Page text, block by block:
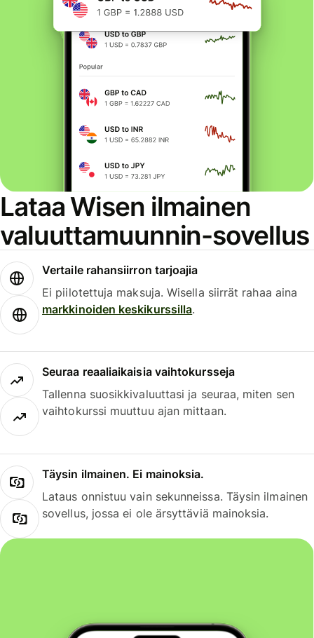
Lataa Wisen ilmainen
valuuttamuunnin-sovellus
Vertaile rahansiirron tarjoajia
Ei piilotettuja maksuja. Wisella siirrät rahaa aina
markkinoiden keskikurssilla.
Seuraa reaaliaikaisia vaihtokursseja
Tallenna suosikkivaluuttasi ja seuraa, miten sen
vaihtokurssi muuttuu ajan mittaan.
Täysin ilmainen. Ei mainoksia.
Lataus onnistuu vain sekunneissa. Täysin ilmainen
sovellus, jossa ei ole ärsyttäviä mainoksia.